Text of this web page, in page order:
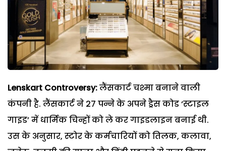
Lenskart Controversy:लैंसकार्ट चश्मा बनाने वाली
कंपनी है. लैंसकार्ट ने 27 पन्ने के अपने ड्रैस कोड ‘स्टाइल
गाइड’ में धार्मिक चिन्हों को ले कर गाइडलाइन बनाई थी.
उस के अनुसार, स्टोर के कर्मचारियों को तिलक, कलावा,